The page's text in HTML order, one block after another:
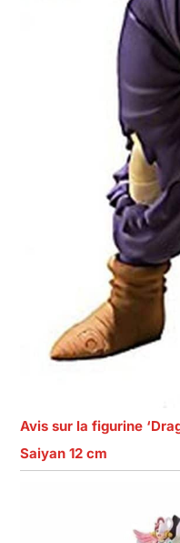
Avis sur la figurine
Saiyan 12 cm